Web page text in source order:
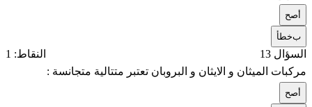
صح
بخطأ
السؤال 13
النقاط: 1
مركبات الميثان و الايثان و البروبان تعتبر متتالية متجانسة :
صح